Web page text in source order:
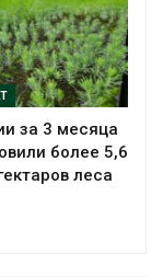
за 3 месяца
более 5,6
леса